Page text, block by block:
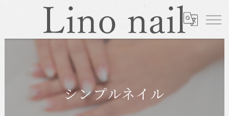
シンプルネイル